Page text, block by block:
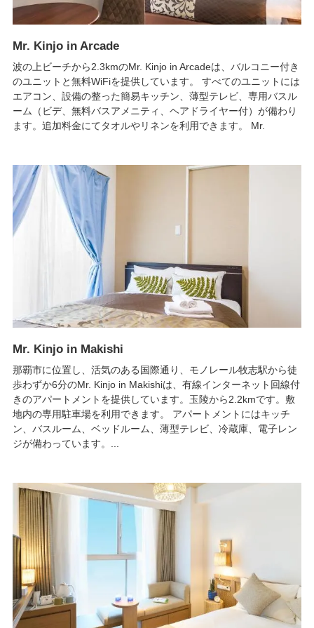
Mr. Kinjo in Arcade
波の上ビーチから2.3kmのMr. Kinjo in Arcadeは、バルコニー付き
のユニットと無料WiFiを提供しています。 すべてのユニットには
エアコン、設備の整った簡易キッチン、薄型テレビ、専用バスル
ーム（ビデ、無料バスアメニティ、ヘアドライヤー付）が備わり
ます。追加料金にてタオルやリネンを利用できます。 Mr.
Mr. Kinjo in Makishi
那覇市に位置し、活気のある国際通り、モノレール牧志駅から徒
歩わずか6分のMr. Kinjo in Makishiは、有線インターネット回線付
きのアパートメントを提供しています。玉陵から2.2kmです。敷
地内の専用駐車場を利用できます。 アパートメントにはキッチ
ン、バスルーム、ベッドルーム、薄型テレビ、冷蔵庫、電子レン
ジが備わっています。...